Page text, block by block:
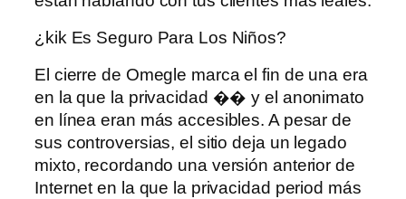
¿kik Es Seguro Para Los Niños?
El cierre de Omegle marca el fin de una era
en la que la privacidad �� y el anonimato
en línea eran más accesibles. A pesar de
sus controversias, el sitio deja un legado
mixto, recordando una versión anterior de
Internet en la que la privacidad period más